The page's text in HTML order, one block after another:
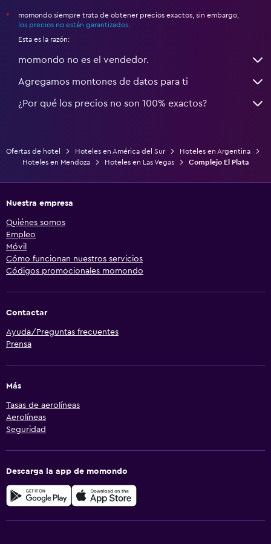
*
momondo siempre trata de obtener precios exactos, sin embargo,
los precios no están garantizados
Esta es la razón:
momondo no es el vendedor.
Agregamos montones de datos para ti
¿Por qué los precios no son 100% exactos?
Ofertas de hotel Hoteles en América del Sur
Hoteles en Argentina
Hoteles en Mendoza
Hoteles en Las Vegas Complejo El Plata
Nuestra empresa
Quiénes somos
Empleo
Móvil
Cómo funcionan nuestros servicios
Códigos promocionales momondo
Contactar
Ayuda/Preguntas frecuentes
Prensa
Más
Tasas de aerolíneas
Aerolíneas
Seguridad
Descarga la app de momondo